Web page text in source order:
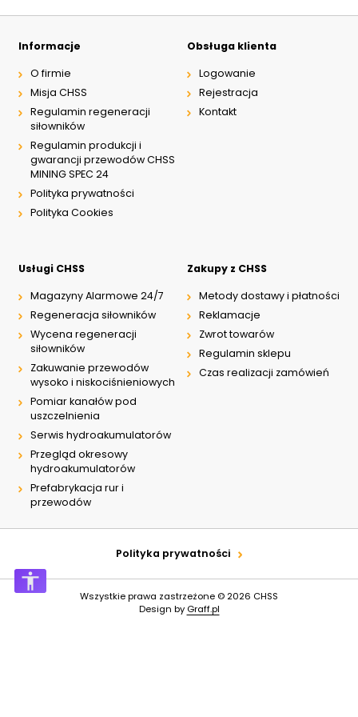
C51
B11
L21
Z51
Y71
P11
Informacje
O firmie
Misja CHSS
Regulamin regeneracji
siłowników
Regulamin produkcji i
gwarancji przewodów CHSS
MINING SPEC 24
Polityka prywatności
Polityka Cookies
Obsługa klienta
Logowanie
Rejestracja
Kontakt
Usługi CHSS
Magazyny Alarmowe 24/7
Regeneracja siłowników
Wycena regeneracji
siłowników
Zakuwanie przewodów
wysoko i niskociśnieniowych
Pomiar kanałów pod
uszczelnienia
Serwis hydroakumulatorów
Przegląd okresowy
hydroakumulatorów
Prefabrykacja rur i
przewodów
Zakupy z CHSS
Metody dostawy i płatności
Reklamacje
Zwrot towarów
Regulamin sklepu
Czas realizacji zamówień
Polityka prywatności
Wszystkie prawa zastrzeżone © 2026 CHSS
Design by Graff.pl